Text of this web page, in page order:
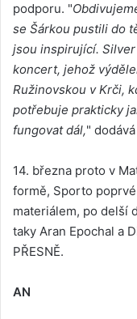
podporu. "
se Šárkou pustili do
jsou inspirující.
koncert, jehož
Ružinovskou v Krči,
potřebuje prakticky
fungovat dál,"
14. března proto v
formě, Sporto
materiálem, po delší
taky Aran Epochal a
PŘESNĚ.
AN